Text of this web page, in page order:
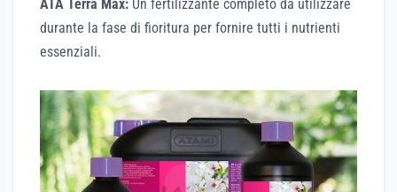
ATA Terra Max: Un fertilizzante completo da utilizzare
durante la fase di fioritura per fornire tutti i nutrienti
essenziali.